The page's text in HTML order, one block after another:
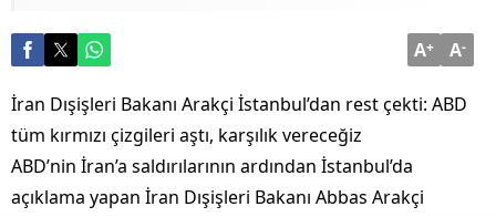
A+ A-
İran Dışişleri Bakanı Arakçi İstanbul’dan rest çekti: ABD
tüm kırmızı çizgileri aştı, karşılık vereceğiz
ABD’nin İran’a saldırılarının ardından İstanbul’da
açıklama yapan İran Dışişleri Bakanı Abbas Arakçi